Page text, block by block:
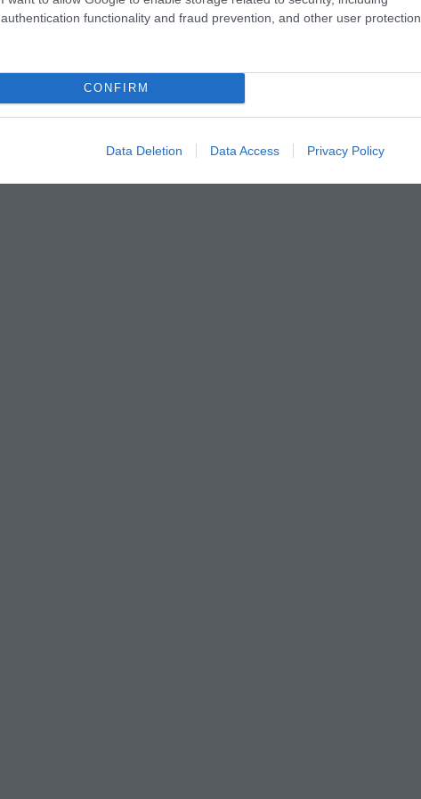
authentication functionality and fraud prevention, and other user protection.
CONFIRM
Data Deletion Data Access Privacy Policy